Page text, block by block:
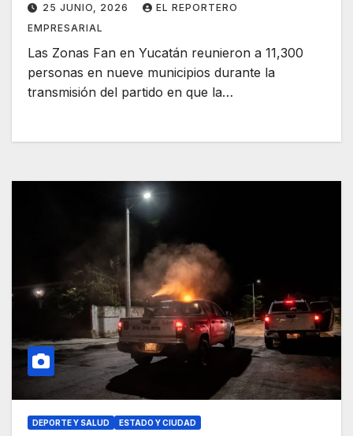
25 JUNIO, 2026
EL REPORTERO
EMPRESARIAL
Las Zonas Fan en Yucatán reunieron a 11,300
personas en nueve municipios durante la
transmisión del partido en que la…
DEPORTE Y SALUD ESTADO Y CIUDAD